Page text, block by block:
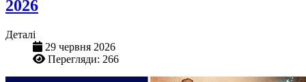
2026
Деталі
29 червня 2026
Перегляди: 266